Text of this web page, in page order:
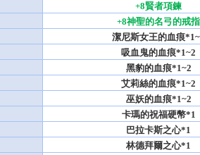
+8賢者項鍊
+8神聖的名弓的戒指
潔尼斯女王的血痕
吸血鬼的血痕*1~2
黑豹的血痕*1~2
艾莉絲的血痕*1~2
巫妖的血痕*1~2
卡瑪的祝福硬幣*1
巴拉卡斯之心*1
林德拜爾之心*1